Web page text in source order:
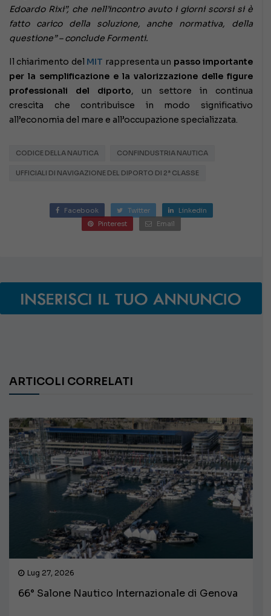
Edoardo Rixi”, che nell’incontro avuto i giorni scorsi si è
fatto carico della soluzione, anche normativa, della
questione” – conclude Formenti.
Il chiarimento del MIT rappresenta un passo importante
per la semplificazione e la valorizzazione delle figure
professionali del diporto, un settore in continua
crescita che contribuisce in modo significativo
all’economia del mare e all’occupazione specializzata.
CODICE DELLA NAUTICA CONFINDUSTRIA NAUTICA
UFFICIALI DI NAVIGAZIONE DEL DIPORTO DI 2ª CLASSE
Facebook Twitter
Linkedin
Pinterest
Email
ARTICOLI CORRELATI
Lug 27, 2026
66° Salone Nautico Internazionale di Genova